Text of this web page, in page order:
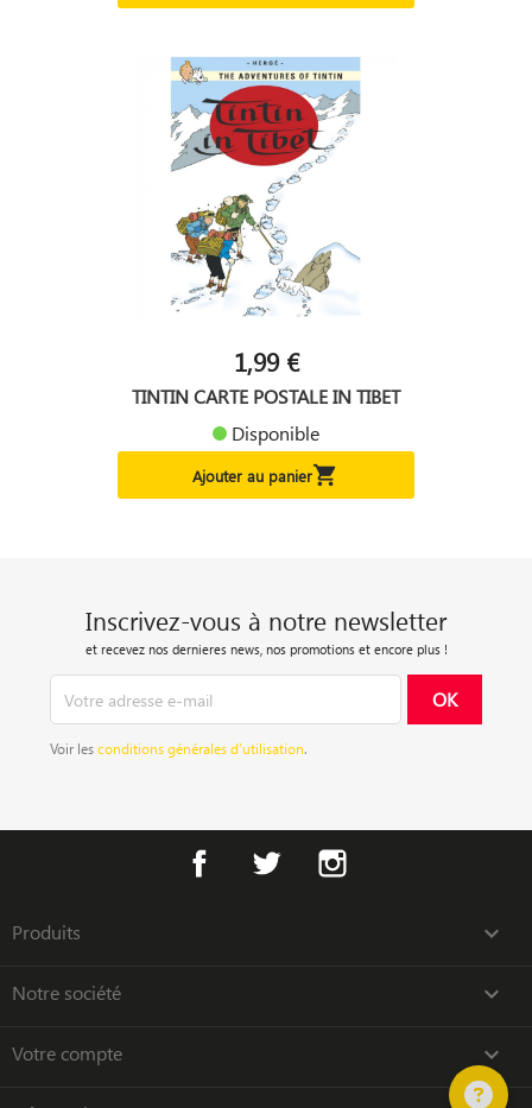
1,99 €
TINTIN CARTE POSTALE IN TIBET
Disponible
Ajouter au panier
Inscrivez-vous à notre newsletter
et recevez nos dernieres news, nos promotions et encore plus !
Voir lesconditions générales d’utilisation.
Facebook Twitter
Produits 
Notre société 
Votre compte 